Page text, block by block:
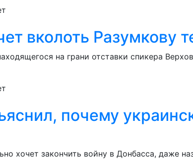
вколоть Разумкову
на грани отставки спикера
почему
хочет закончить войну в Донбасса, даже